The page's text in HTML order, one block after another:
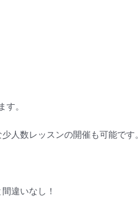
。
人数レッスンの開催も可能です。
違いなし！